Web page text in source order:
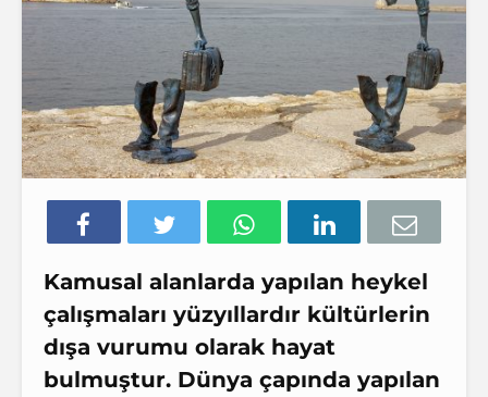
Kamusal alanlarda yapılan heykel
çalışmaları yüzyıllardır kültürlerin
dışa vurumu olarak hayat
bulmuştur. Dünya çapında yapılan